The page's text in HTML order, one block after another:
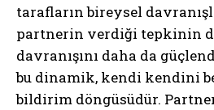
tarafların bireysel
partnerin verdiği tepkinin
davranışını daha da
bu dinamik, kendi kendini
bildirim döngüsüdür.